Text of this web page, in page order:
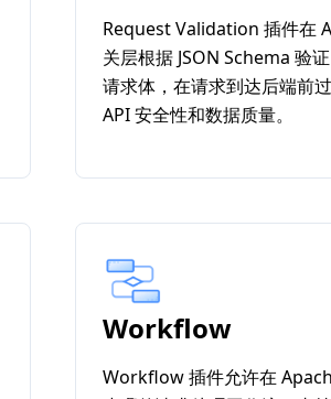
Request Validation 插件在
关层根据 JSON Schema 验
请求体，在请求到达后端前
API 安全性和数据质量。
Workflow
Workflow 插件允许在